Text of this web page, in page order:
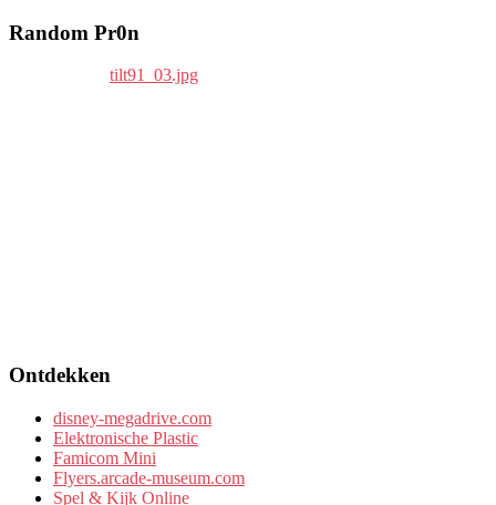
Random Pr0n
Ontdekken
disney-megadrive.com
Elektronische Plastic
Famicom Mini
Flyers.arcade-museum.com
Spel & Kijk Online